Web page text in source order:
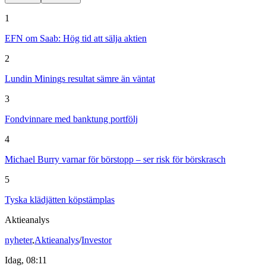
1
EFN om Saab: Hög tid att sälja aktien
2
Lundin Minings resultat sämre än väntat
3
Fondvinnare med banktung portfölj
4
Michael Burry varnar för börstopp – ser risk för börskrasch
5
Tyska klädjätten köpstämplas
Aktieanalys
nyheter,Aktieanalys/Investor
Idag, 08:11